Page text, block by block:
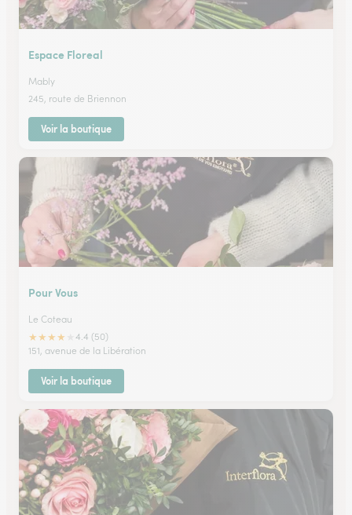
Espace Floreal
Mably
245, route de Briennon
Voir la boutique
Pour Vous
Le Coteau
★★★★
4.4 (50)
151, avenue de la Libération
Voir la boutique